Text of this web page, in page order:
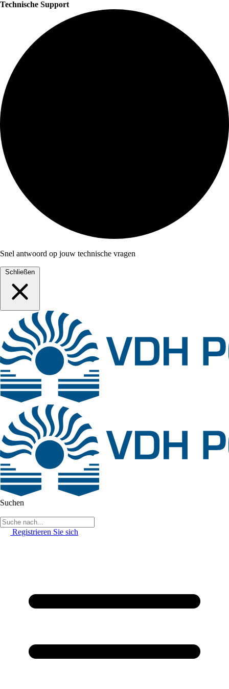
Technische Support
Snel antwoord op jouw technische vragen
Schließen
Suchen
Registrieren Sie sich